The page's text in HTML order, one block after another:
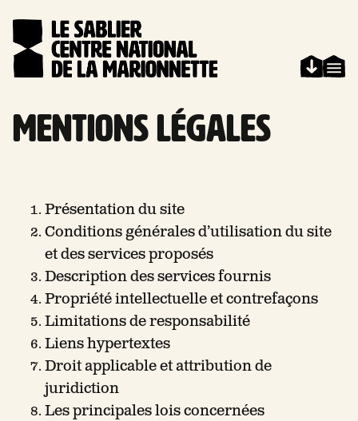
Accueil
Mentions légales
Présentation du site
Conditions générales d’utilisation du site
et des services proposés
Description des services fournis
Propriété intellectuelle et contrefaçons
Limitations de responsabilité
Liens hypertextes
Droit applicable et attribution de
juridiction
Les principales lois concernées